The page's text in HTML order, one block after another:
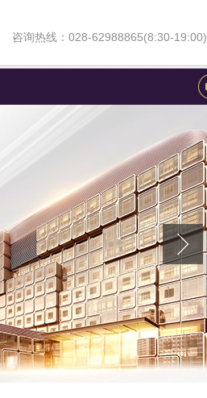
咨询热线：028-62988865(8:30-19:00)